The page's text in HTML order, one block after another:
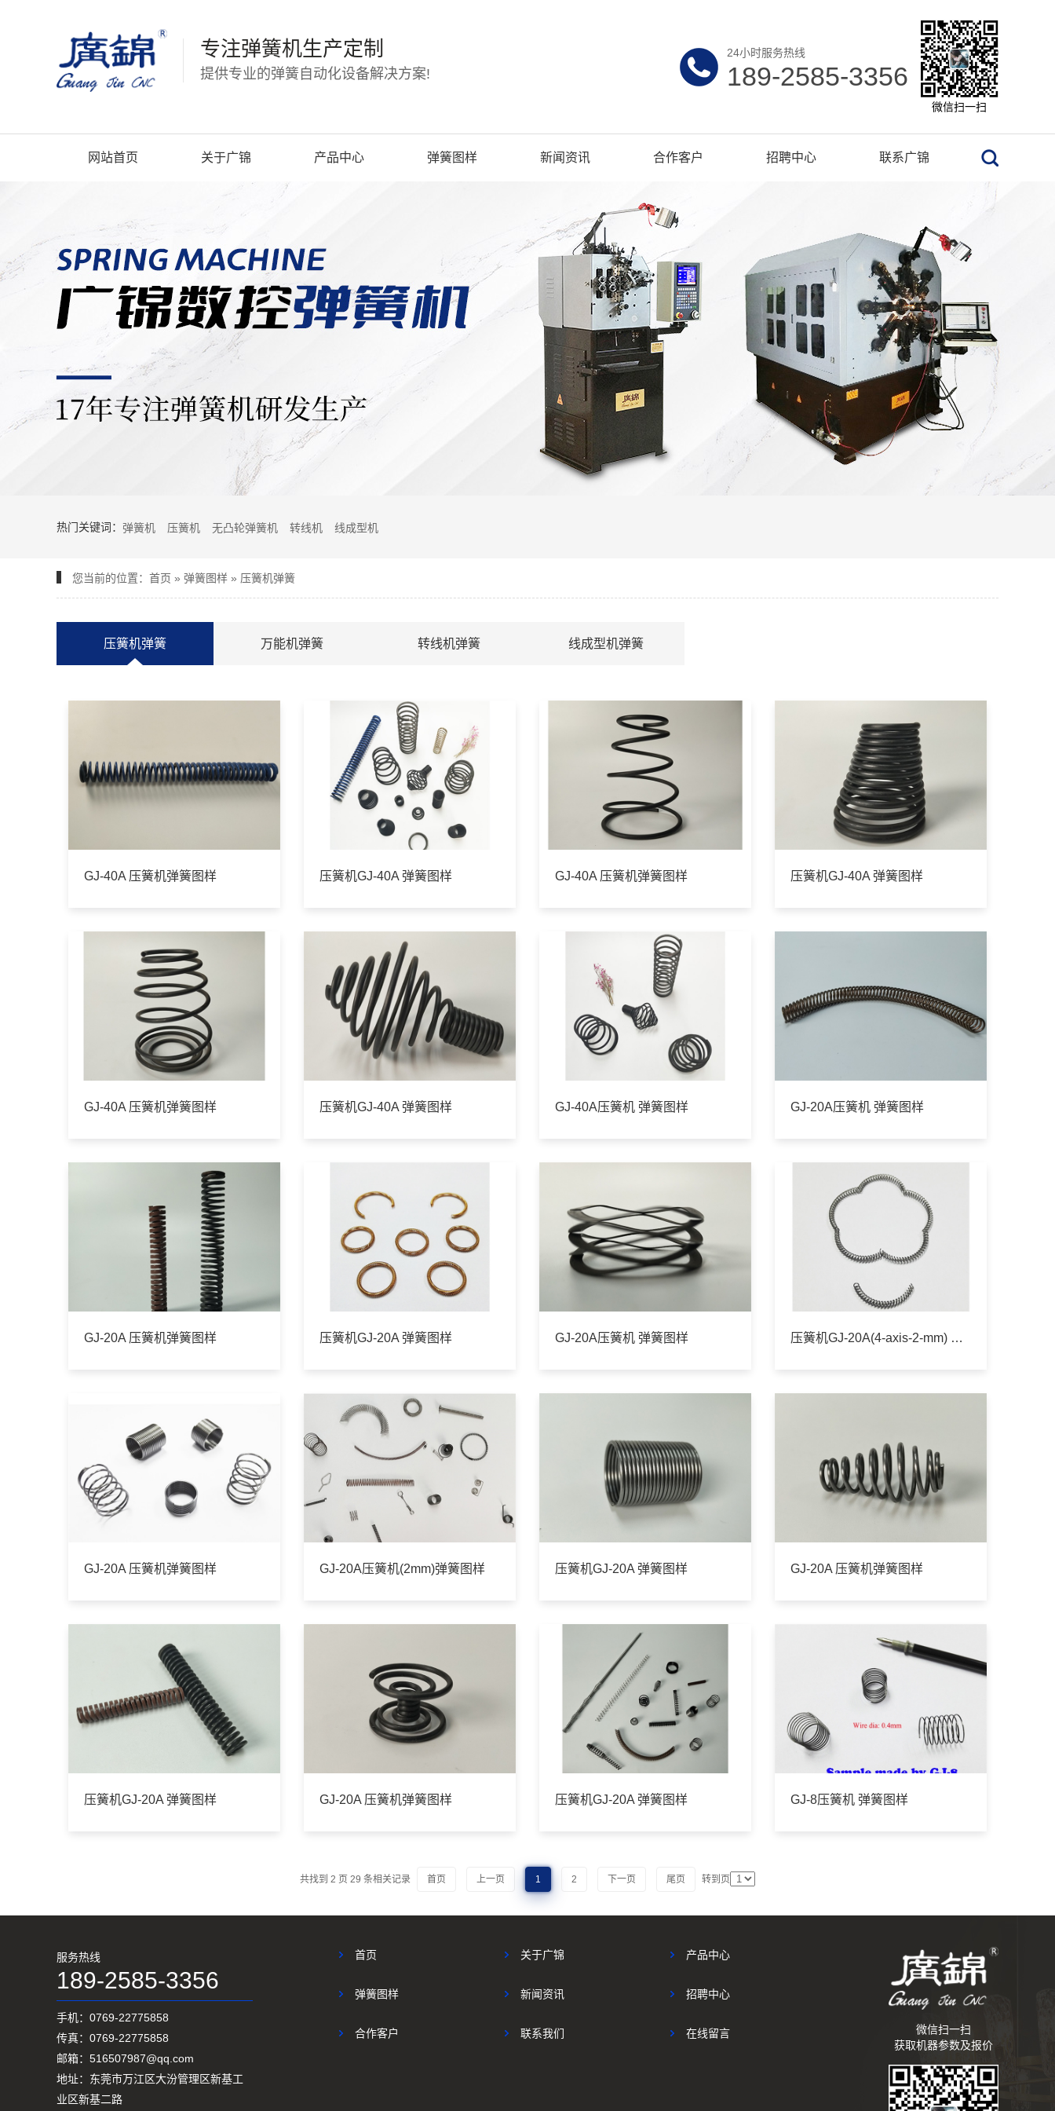
专注弹簧机生产定制
提供专业的弹簧自动化设备解决方案!
24小时服务热线
189-2585-3356
微信扫一扫
网站首页 关于广锦 产品中心 弹簧图样 新闻资讯 合作客户 招聘中心 联系广锦
热门关键词： 弹簧机 压簧机 无凸轮弹簧机 转线机 线成型机
您当前的位置： 首页 » 弹簧图样 » 压簧机弹簧
压簧机弹簧 万能机弹簧 转线机弹簧 线成型机弹簧
GJ-40A 压簧机弹簧图样 压簧机GJ-40A 弹簧图样 GJ-40A 压簧机弹簧图样 压簧机GJ-40A 弹簧图样
GJ-40A 压簧机弹簧图样 压簧机GJ-40A 弹簧图样 GJ-40A压簧机 弹簧图样 GJ-20A压簧机 弹簧图样
GJ-20A 压簧机弹簧图样 压簧机GJ-20A 弹簧图样 GJ-20A压簧机 弹簧图样 压簧机GJ-20A(4-axis-2-mm) 弹簧图样
GJ-20A 压簧机弹簧图样 GJ-20A压簧机(2mm)弹簧图样 压簧机GJ-20A 弹簧图样 GJ-20A 压簧机弹簧图样
压簧机GJ-20A 弹簧图样 GJ-20A 压簧机弹簧图样 压簧机GJ-20A 弹簧图样 GJ-8压簧机 弹簧图样
共找到 2 页 29 条相关记录 首页 上一页 1 2 下一页 尾页 转到页
服务热线
189-2585-3356
手机：0769-22775858
传真：0769-22775858
邮箱：516507987@qq.com
地址：东莞市万江区大汾管理区新基工
业区新基二路
首页 关于广锦 产品中心
弹簧图样 新闻资讯 招聘中心
合作客户 联系我们 在线留言
微信扫一扫
获取机器参数及报价